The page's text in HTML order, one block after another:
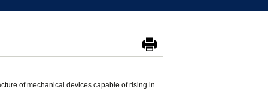
of mechanical devices capable of rising in